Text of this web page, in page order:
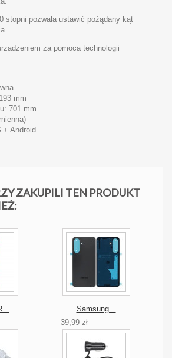
stopni pozwala ustawić pożądany kąt
za pomocą technologii
mm
701 mm
+ Android
ZAKUPILI TEN PRODUKT
Samsung...
39,99 zł